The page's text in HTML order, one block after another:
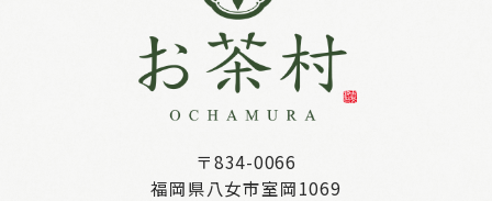
〒834-0066
福岡県八女市室岡1069